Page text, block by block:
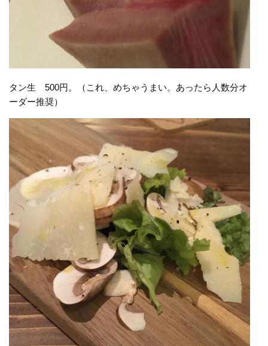
タン生 500円。（これ、めちゃうまい。あったら人数分オ
ーダー推奨）